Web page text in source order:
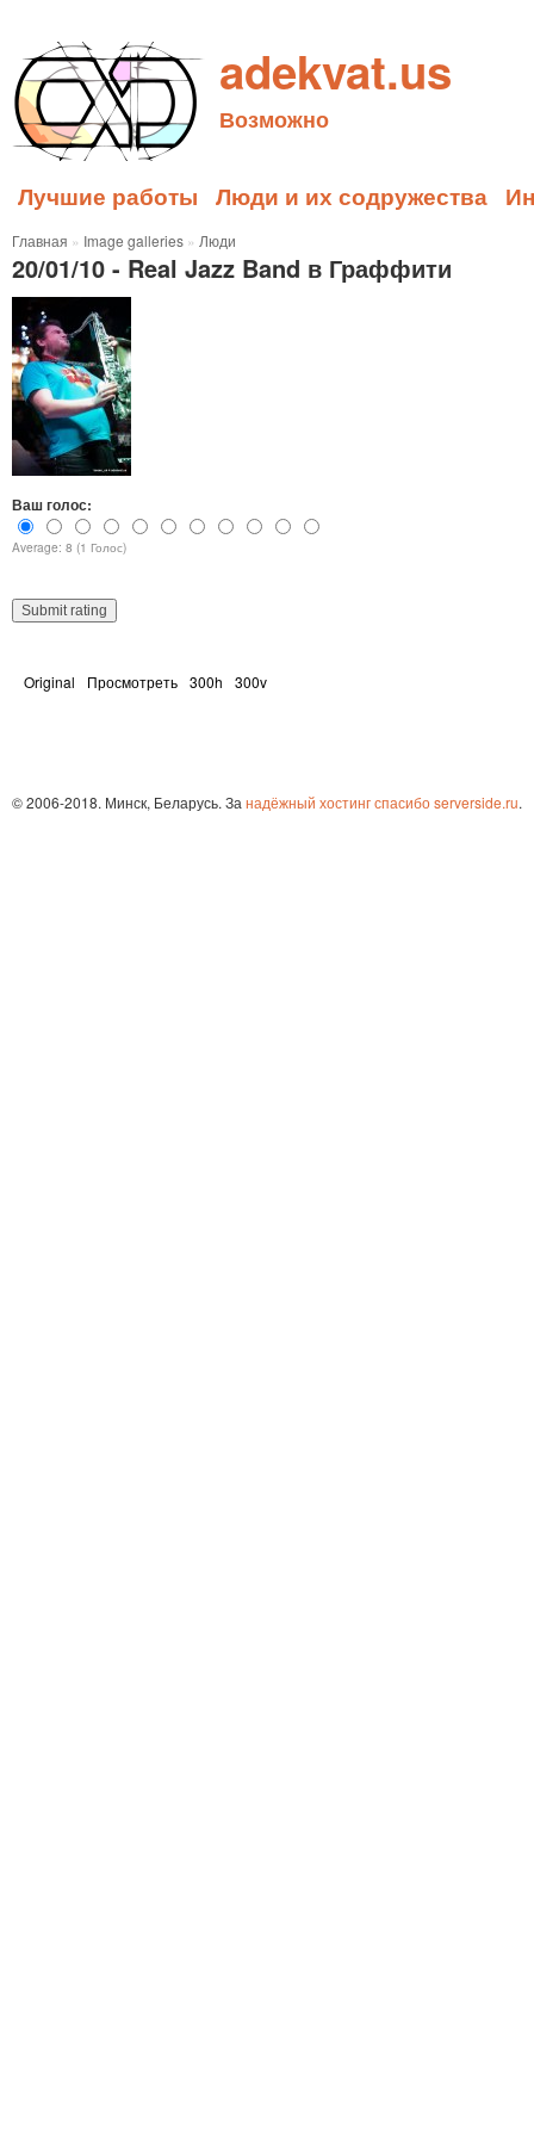
adekvat.us
Возможно
Лучшие работы Люди и их содружества
Главная » Image galleries » Люди
20/01/10 - Real Jazz Band в Граффити
Ваш голос:
Average: 8 (1 Голос)
Original Просмотреть 300h 300v
© 2006-2018. Минск, Беларусь. За надёжный хостинг спасибо serverside.ru.